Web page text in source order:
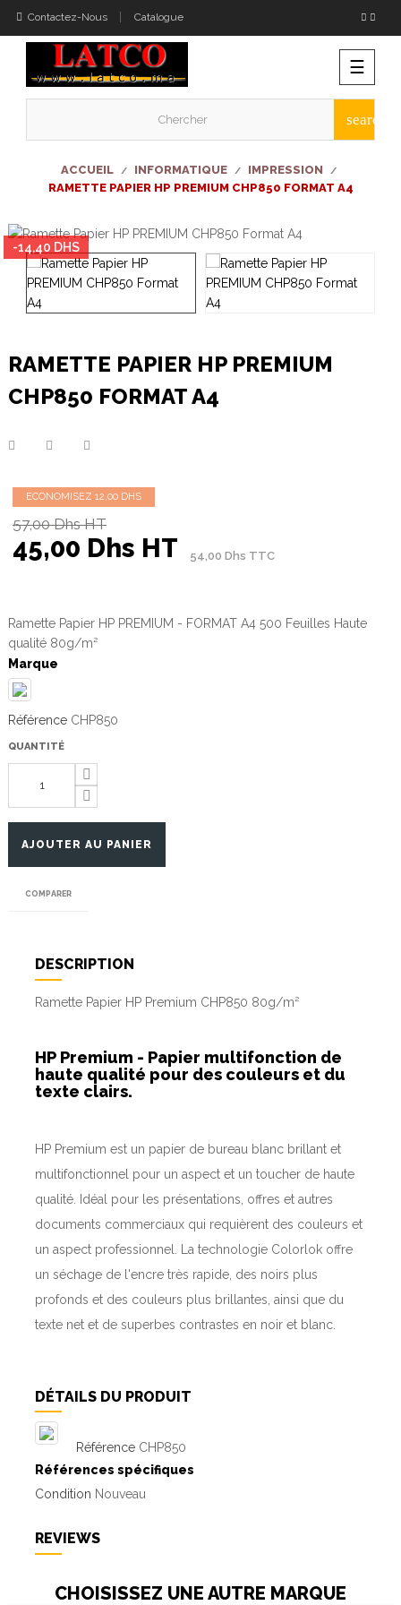
Contactez-Nous Catalogue
la
☰
search
ACCUEIL INFORMATIQUE
IMPRESSION
RAMETTE PAPIER HP PREMIUM CHP850 FORMAT A4
-14,40 DHS
RAMETTE PAPIER HP PREMIUM
CHP850 FORMAT A4
ECONOMISEZ 12,00 DHS
57,00 Dhs HT
45,00 Dhs HT 54,00 Dhs TTC
Ramette Papier HP PREMIUM - FORMAT A4 500 Feuilles Haute
qualité 80g/m²
Marque
Référence CHP850
QUANTITÉ
AJOUTER AU PANIER
COMPARER
DESCRIPTION
Ramette Papier HP Premium CHP850 80g/m²
HP Premium - Papier multifonction de
haute qualité pour des couleurs et du
texte clairs.
HP Premium est un papier de bureau blanc brillant et
multifonctionnel pour un aspect et un toucher de haute
qualité. Idéal pour les présentations, offres et autres
documents commerciaux qui requièrent des couleurs et
un aspect professionnel. La technologie Colorlok offre
un séchage de l'encre très rapide, des noirs plus
profonds et des couleurs plus brillantes, ainsi que du
texte net et de superbes contrastes en noir et blanc.
DÉTAILS DU PRODUIT
Référence CHP850
Références spécifiques
Condition Nouveau
REVIEWS
CHOISISSEZ UNE AUTRE MARQUE